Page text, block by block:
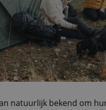
natuurlijk bekend om